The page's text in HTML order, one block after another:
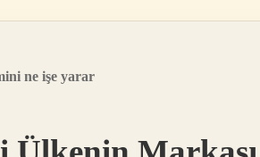
ne işe yarar